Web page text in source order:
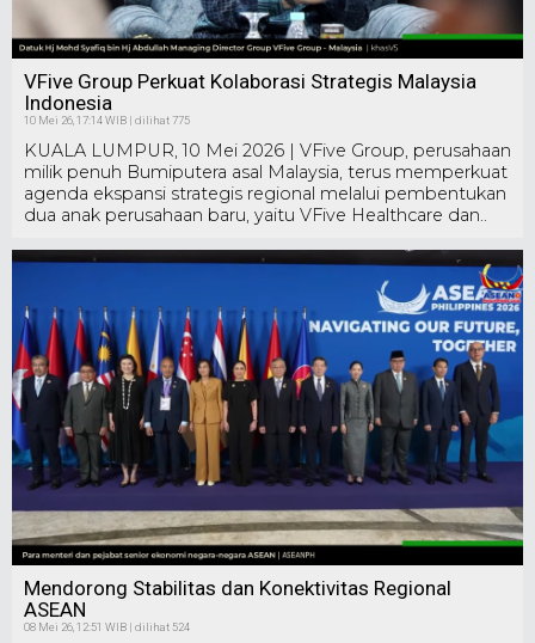
VFive Group Perkuat Kolaborasi Strategis Malaysia
Indonesia
10 Mei 26, 17:14 WIB | dilihat 775
KUALA LUMPUR, 10 Mei 2026 | VFive Group, perusahaan
milik penuh Bumiputera asal Malaysia, terus memperkuat
agenda ekspansi strategis regional melalui pembentukan
dua anak perusahaan baru, yaitu VFive Healthcare dan..
Mendorong Stabilitas dan Konektivitas Regional
ASEAN
08 Mei 26, 12:51 WIB | dilihat 524